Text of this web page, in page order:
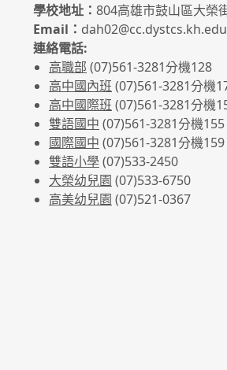
學校地址： 804高雄市鼓山區大榮
Email：
連絡電話:
高職部 (07)561-3281分機128
高中國內班 (07)561-3281分機
高中國際班 (07)561-3281分機
雙語國中 (07)561-3281分機155
國際國中 (07)561-3281分機159
雙語小學(07)533-2450
大榮幼兒園 (07)533-6750
高美幼兒園 (07)521-0367